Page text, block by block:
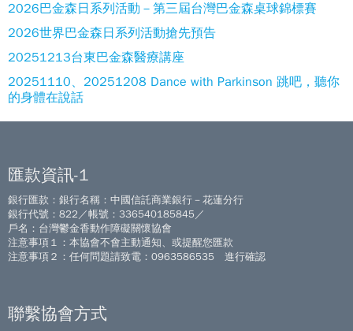
2026巴金森日系列活動－第三屆台灣巴金森桌球錦標賽
2026世界巴金森日系列活動搶先預告
20251213台東巴金森醫療講座
20251110、20251208 Dance with Parkinson 跳吧，聽你
的身體在說話
匯款資訊-1
銀行匯款：銀行名稱：中國信託商業銀行－花蓮分行
銀行代號：822／帳號：336540185845／
戶名：台灣鬱金香動作障礙關懷協會
注意事項１：本協會不會主動通知、或提醒您匯款
注意事項２：任何問題請致電：0963586535 進行確認
聯繫協會方式